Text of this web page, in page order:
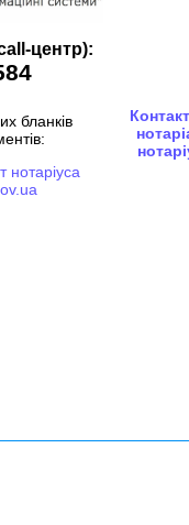
центр):
бланків
нотаріуса